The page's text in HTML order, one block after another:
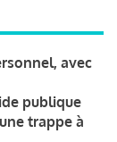
avec
publique
trappe à